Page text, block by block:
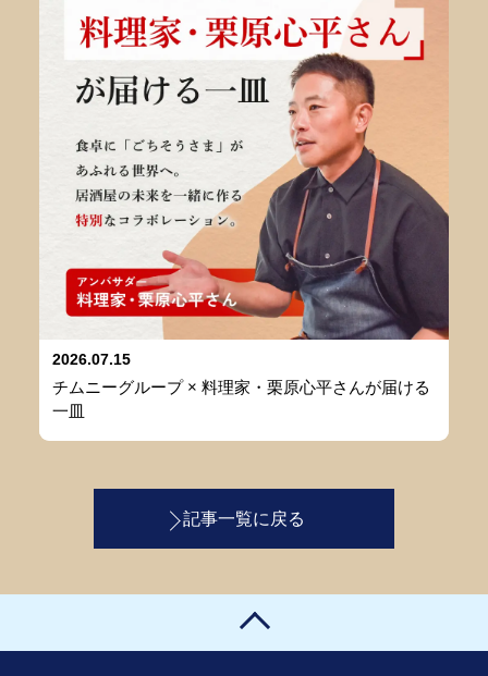
2026.07.15
チムニーグループ × 料理家・栗原心平さんが届ける
一皿
記事一覧に戻る